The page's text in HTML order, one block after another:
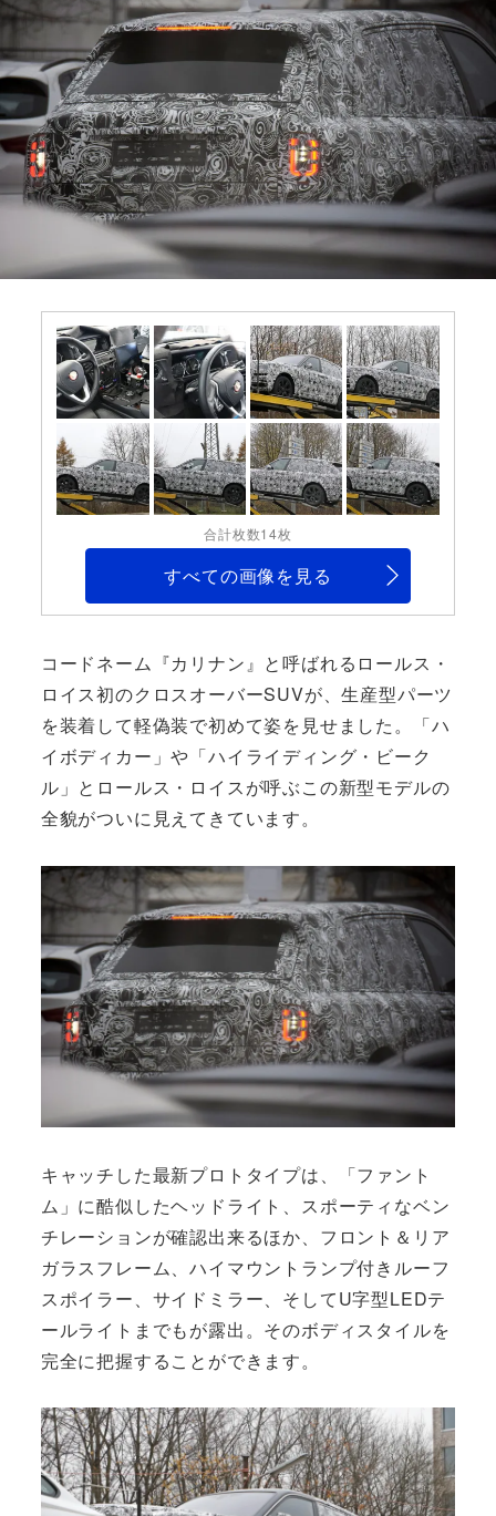
合計枚数14枚
すべての画像を見る
コードネーム『カリナン』と呼ばれるロールス・
ロイス初のクロスオーバーSUVが、生産型パーツ
を装着して軽偽装で初めて姿を見せました。「ハ
イボディカー」や「ハイライディング・ビーク
ル」とロールス・ロイスが呼ぶこの新型モデルの
全貌がついに見えてきています。
キャッチした最新プロトタイプは、「ファント
ム」に酷似したヘッドライト、スポーティなベン
チレーションが確認出来るほか、フロント＆リア
ガラスフレーム、ハイマウントランプ付きルーフ
スポイラー、サイドミラー、そしてU字型LEDテ
ールライトまでもが露出。そのボディスタイルを
完全に把握することができます。